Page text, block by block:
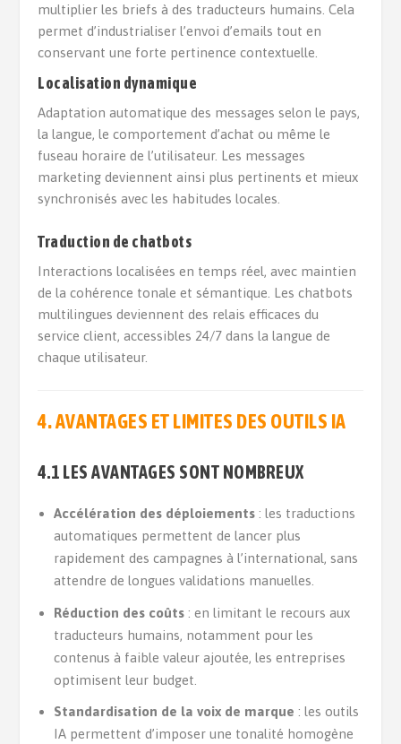
multiplier les briefs à des traducteurs humains. Cela
permet d’industrialiser l’envoi d’emails tout en
conservant une forte pertinence contextuelle.
Localisation dynamique
Adaptation automatique des messages selon le pays,
la langue, le comportement d’achat ou même le
fuseau horaire de l’utilisateur. Les messages
marketing deviennent ainsi plus pertinents et mieux
synchronisés avec les habitudes locales.
Traduction de chatbots
Interactions localisées en temps réel, avec maintien
de la cohérence tonale et sémantique. Les chatbots
multilingues deviennent des relais efficaces du
service client, accessibles 24/7 dans la langue de
chaque utilisateur.
4. AVANTAGES ET LIMITES DES OUTILS IA
4.1 LES AVANTAGES SONT NOMBREUX
Accélération des déploiements: les traductions
automatiques permettent de lancer plus
rapidement des campagnes à l’international, sans
attendre de longues validations manuelles.
Réduction des coûts: en limitant le recours aux
traducteurs humains, notamment pour les
contenus à faible valeur ajoutée, les entreprises
optimisent leur budget.
Standardisation de la voix de marque : les outils
IA permettent d’imposer une tonalité homogène